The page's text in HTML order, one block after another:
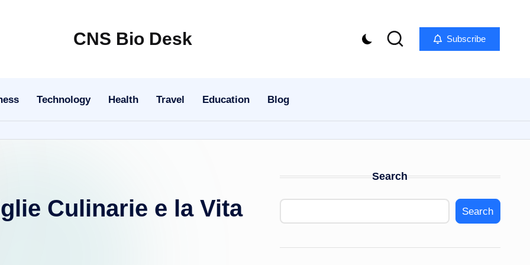
CNS Bio Desk
Every
Story
Subscribe
Technology Health Travel Education Blog
Culinarie e la Vita
Search
Search